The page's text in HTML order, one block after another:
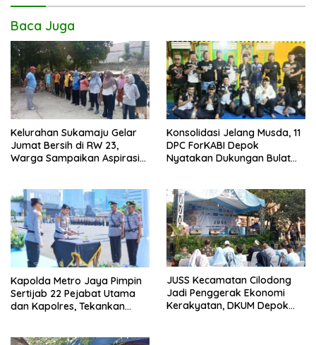
Baca Juga
Kelurahan Sukamaju Gelar
Jumat Bersih di RW 23,
Warga Sampaikan Aspirasi
Konsolidasi Jelang Musda, 11
DPC ForKABI Depok
Nyatakan Dukungan Bulat
Kapolda Metro Jaya Pimpin
Sertijab 22 Pejabat Utama
dan Kapolres, Tekankan
JUSS Kecamatan Cilodong
Jadi Penggerak Ekonomi
Kerakyatan, DKUM Depok